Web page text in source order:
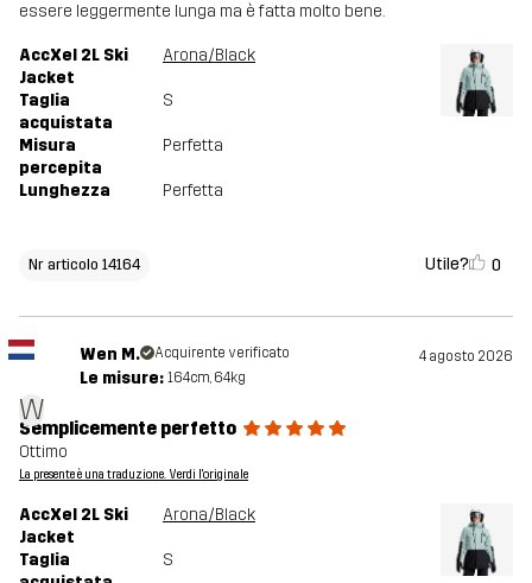
essere leggermente lunga ma è fatta molto bene.
AccXel 2L Ski
Jacket
Arona/Black
Taglia
acquistata
S
Misura
percepita
Perfetta
Lunghezza Perfetta
Nr articolo 14164 Utile? 0
W
Wen M. Acquirente verificato 4 agosto 2026
Le misure: 164cm, 64kg
Semplicemente perfetto
Ottimo
La presente è una traduzione. Verdi l'originale
AccXel 2L Ski
Jacket
Arona/Black
Taglia
S